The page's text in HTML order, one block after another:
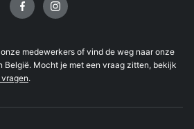
medewerkers of vind de weg naar onze
België. Mocht je met een vraag zitten, bekijk
.